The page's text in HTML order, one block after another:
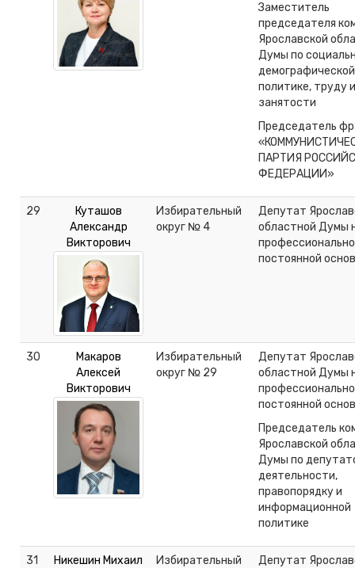
Заместитель
председателя
Ярославской
Думы по
демографической
политике, труду и
занятости
Председатель
ПАРТИЯ
ФЕДЕРАЦИИ»
29
Куташов
Александр
Викторович
Избирательный
округ № 4
Депутат
областной Думы
постоянной
30
Макаров
Алексей
Викторович
Избирательный
округ № 29
Депутат
областной Думы
постоянной
Председатель
Ярославской
Думы по
деятельности,
правопорядку и
информационной
политике
31 Никешин Михаил Избирательный Депутат